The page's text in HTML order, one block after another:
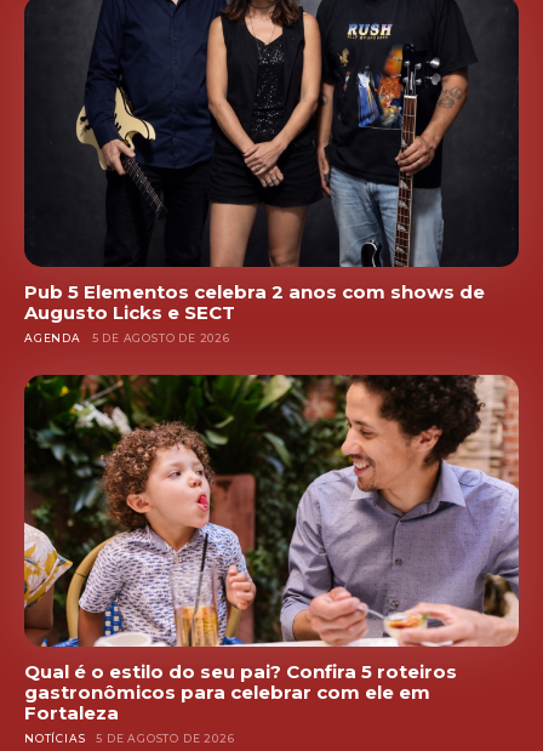
Pub 5 Elementos celebra 2 anos com shows de
Augusto Licks e SECT
AGENDA 5 DE AGOSTO DE 2026
Qual é o estilo do seu pai? Confira 5 roteiros
gastronômicos para celebrar com ele em
Fortaleza
NOTÍCIAS 5 DE AGOSTO DE 2026